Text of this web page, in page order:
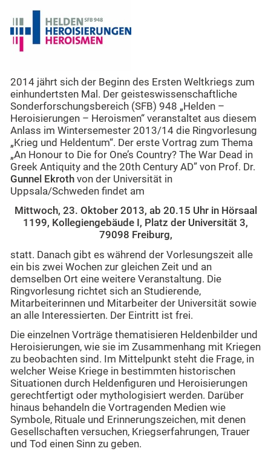
2014 jährt sich der Beginn des Ersten Weltkriegs zum
einhundertsten Mal. Der geisteswissenschaftliche
Sonderforschungsbereich (SFB) 948 „Helden –
Heroisierungen – Heroismen“ veranstaltet aus diesem
Anlass im Wintersemester 2013/14 die Ringvorlesung
„Krieg und Heldentum“. Der erste Vortrag zum Thema
„An Honour to Die for One’s Country? The War Dead in
Greek Antiquity and the 20th Century AD” von Prof. Dr.
Gunnel Ekroth von der Universität in
Uppsala/Schweden findet am
Mittwoch, 23. Oktober 2013, ab 20.15 Uhr in Hörsaal
1199, Kollegiengebäude I, Platz der Universität 3,
79098 Freiburg,
statt. Danach gibt es während der Vorlesungszeit alle
ein bis zwei Wochen zur gleichen Zeit und an
demselben Ort eine weitere Veranstaltung. Die
Ringvorlesung richtet sich an Studierende,
Mitarbeiterinnen und Mitarbeiter der Universität sowie
an alle Interessierten. Der Eintritt ist frei.
Die einzelnen Vorträge thematisieren Heldenbilder und
Heroisierungen, wie sie im Zusammenhang mit Kriegen
zu beobachten sind. Im Mittelpunkt steht die Frage, in
welcher Weise Kriege in bestimmten historischen
Situationen durch Heldenfiguren und Heroisierungen
gerechtfertigt oder mythologisiert werden. Darüber
hinaus behandeln die Vortragenden Medien wie
Symbole, Rituale und Erinnerungszeichen, mit denen
Gesellschaften versuchen, Kriegserfahrungen, Trauer
und Tod einen Sinn zu geben.